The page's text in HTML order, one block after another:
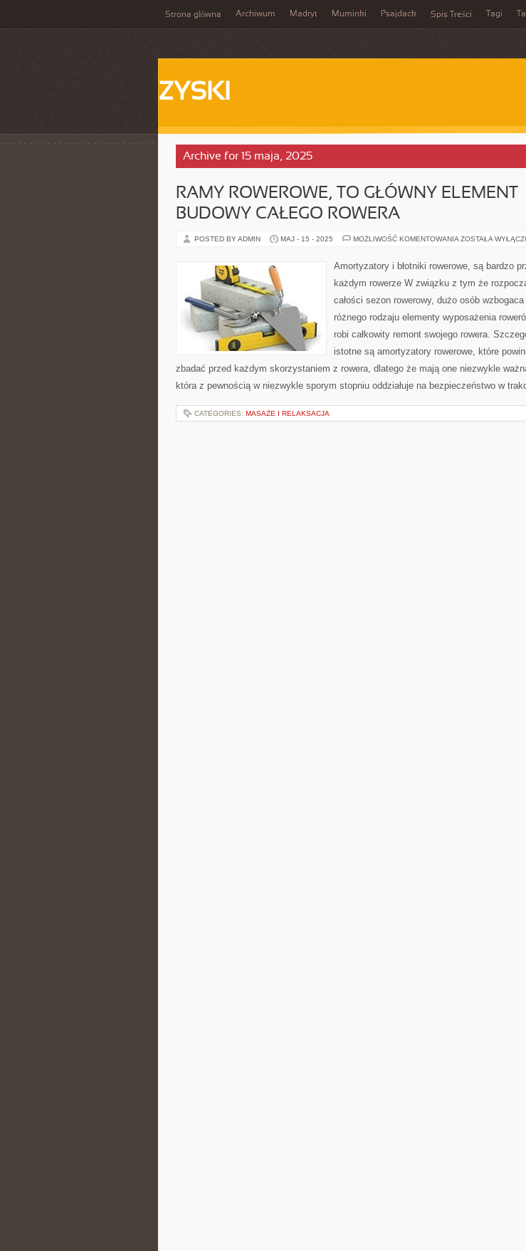
Strona główna Archiwum Madryt Muminki Psajdack Spis Treści Tagi
ZYSKI
Archive for 15 maja, 2025
RAMY ROWEROWE, TO GŁÓWNY ELEMENT
BUDOWY CAŁEGO ROWERA
POSTED BY ADMIN MAJ - 15 - 2025 MOŻLIWOŚĆ KOMENTOWANIA RAMY
GŁÓWNY
ELEMENT
CAŁEGO
ZOSTAŁA
Amortyzatory i błotniki rowerowe, są bardzo
każdym rowerze W związku z tym że
całości sezon rowerowy, dużo osób
różnego rodzaju elementy wyposażenia
robi całkowity remont swojego rowera.
istotne są amortyzatory rowerowe, które
zbadać przed każdym skorzystaniem z rowera, dlatego że mają one niezwykle
która z pewnością w niezwykle sporym stopniu oddziałuje na bezpieczeństwo w
CATEGORIES: MASAŻE I RELAKSACJA